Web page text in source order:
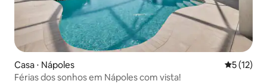
Casa ⋅ Nápoles 5 de uma
5 (12)
Férias dos sonhos em Nápoles com vista!